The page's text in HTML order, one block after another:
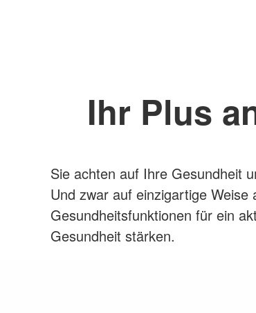
Ihr Plus
Sie achten auf Ihre Gesundheit
Und zwar auf einzigartige
Gesundheitsfunktionen für ein
Gesundheit stärken.